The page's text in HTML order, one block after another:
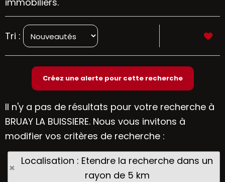
Tri :
Il n'y a pas de résultats pour votre recherche à
BRUAY LA BUISSIERE. Nous vous invitons à
modifier vos critères de recherche :
Localisation : Etendre la recherche dans un
rayon de 5 km